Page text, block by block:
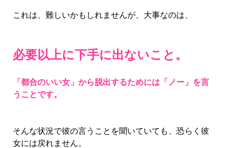
これは、難しいかもしれませんが、大事なのは、
必要以上に下手に出ないこと。
「都合のいい女」から脱出するためには 「ノー」を言
うことです。
そんな状況で彼の言うことを聞いていても、恐らく彼
女には戻れません。